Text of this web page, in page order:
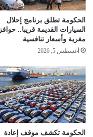
الحكومة تطلق برنامج إحلال
السيارات القديمة قريبا.. حوافز
مغرية وأسعار تنافسية
أغسطس 5, 2026
الحكومة تكشف موقف إعادة